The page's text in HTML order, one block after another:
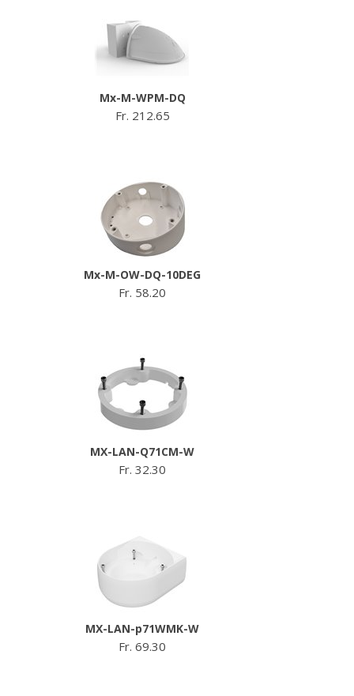
Mx-M-WPM-DQ
Fr. 212.65
Mx-M-OW-DQ-10DEG
Fr. 58.20
MX-LAN-Q71CM-W
Fr. 32.30
MX-LAN-p71WMK-W
Fr. 69.30